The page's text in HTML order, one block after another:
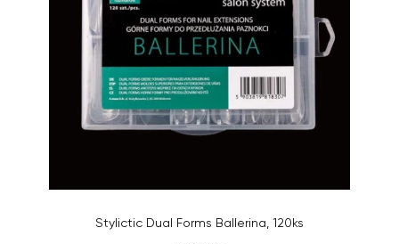
Stylictic Dual Forms Ballerina, 120ks